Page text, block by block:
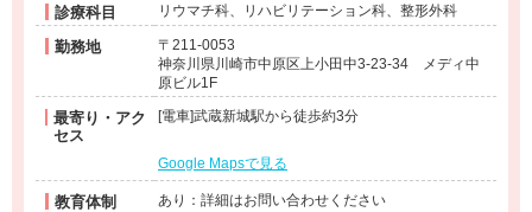
診療科目 リウマチ科、リハビリテーション科、整形外科
勤務地
〒211-0053
神奈川県川崎市中原区上小田中3-23-34 メディ中
原ビル1F
最寄り・アク
セス
[電車]武蔵新城駅から徒歩約3分
Google Mapsで見る
教育体制 あり：詳細はお問い合わせください